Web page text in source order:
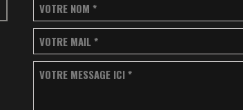
VOTRE NOM *
VOTRE MAIL *
VOTRE MESSAGE ICI *